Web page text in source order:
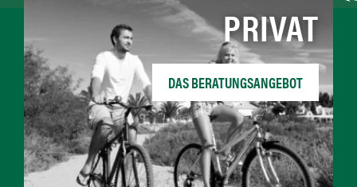
PRIVAT
DAS BERATUNGSANGEBOT